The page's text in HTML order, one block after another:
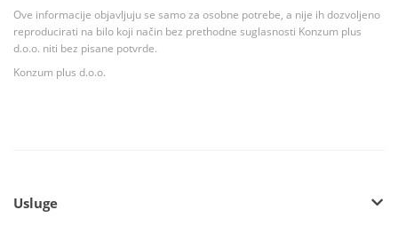
Ove informacije objavljuju se samo za osobne potrebe, a nije ih dozvoljeno
reproducirati na bilo koji način bez prethodne suglasnosti Konzum plus
d.o.o. niti bez pisane potvrde.
Konzum plus d.o.o.
Usluge